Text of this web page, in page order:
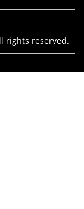
rights reserved.